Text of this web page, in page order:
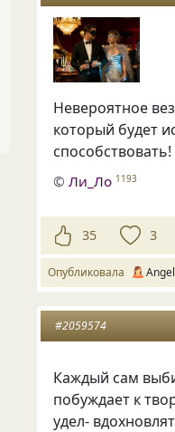
Невероятное
который будет
способствовать!
©Ли_Ло 1193
35 3
Опубликовала
#2059574
Каждый сам
побуждает к
удел-